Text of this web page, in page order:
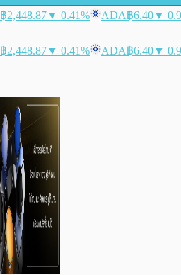
฿2,448.87▼ 0.41% ADA฿6.40▼
฿2,448.87▼ 0.41% ADA฿6.40▼